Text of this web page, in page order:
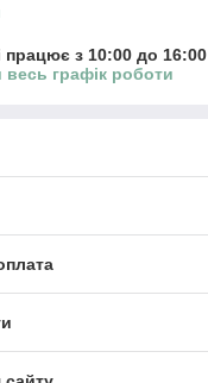
працює з 10:00 до 16:00
весь графік роботи